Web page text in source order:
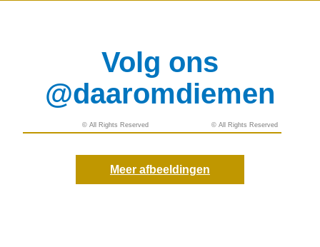
Volg ons
@daaromdiemen
© All Rights Reserved © All Rights Reserved
© All Rights Reserved © All Rights Reserved
Meer afbeeldingen